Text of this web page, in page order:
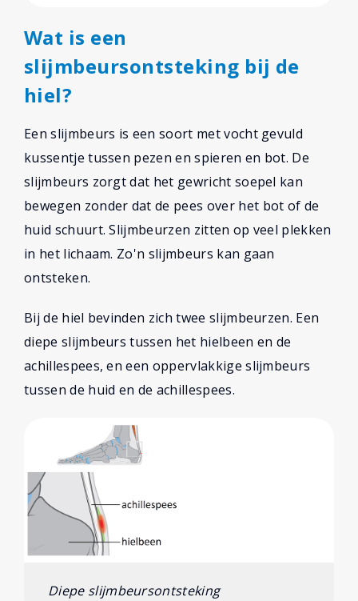
Wat is een
slijmbeursontsteking bij de
hiel?
Een slijmbeurs is een soort met vocht gevuld
kussentje tussen pezen en spieren en bot. De
slijmbeurs zorgt dat het gewricht soepel kan
bewegen zonder dat de pees over het bot of de
huid schuurt. Slijmbeurzen zitten op veel plekken
in het lichaam. Zo'n slijmbeurs kan gaan
ontsteken.
Bij de hiel bevinden zich twee slijmbeurzen. Een
diepe slijmbeurs tussen het hielbeen en de
achillespees, en een oppervlakkige slijmbeurs
tussen de huid en de achillespees.
Diepe slijmbeursontsteking